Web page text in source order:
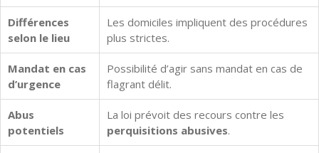
Différences
selon le lieu
Les domiciles impliquent des procédures
plus strictes.
Mandat en cas
d’urgence
Possibilité d’agir sans mandat en cas de
flagrant délit.
Abus
potentiels
La loi prévoit des recours contre les
perquisitions abusives.